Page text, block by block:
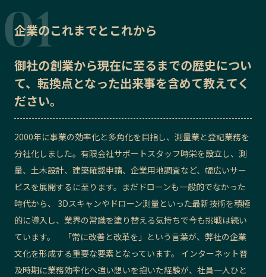
「人」から探す
記事ライター アンバサダー
お問い合わせ
企業のこれまでとこれから
御社の創業から現在に至るまでの歴史につい
て、転換点となった出来事を含めて教えてく
ださい。
2000年に事業の効率化と多角化を目指し、測量業と登記業務を
分社化しました。有限会社サポートスタッフ時栄を設立し、測
量、土木設計、建築確認申請、企業用地調査など、幅広いサー
ビスを展開するに至ります。まだドローンも一般的でなかった
時代から、 3Dスキャンやドローン測量といった最新技術を積極
的に導入し、業界の常識を塗り替える気持ちで今も挑戦は続い
ています。 「常に改善と改革を」という言葉が、弊社の企業
文化を形成する重要な要素となっています。 インターネット普
及時期に業務効率化へ強い想いを抱いた経験が、社員一人ひと